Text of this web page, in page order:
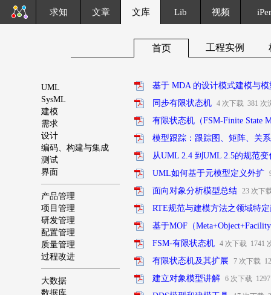
求知 文章 文库 Lib 视频
首页 工程实例
UML
SysML
建模
需求
设计
编码、构建与集成
测试
界面
产品管理
项目管理
研发管理
配置管理
质量管理
过程改进
大数据
数据库
基于 MDA 的设计模式建模与
同步有限状态机 4 次下载 381
有限状态机（FSM-Finite State
模型跟踪：跟踪图、矩阵、关
从UML 2.4 到UML 2.5的规范变
UML如何基于元模型定义外扩
面向对象分析模型总结 23 次下
RTE规范与建模方法之领域特
基于MOF（
FSM-有限状态机 4 次下载 1741
有限状态机及其扩展 7 次下载
建立对象模型讲解 6 次下载